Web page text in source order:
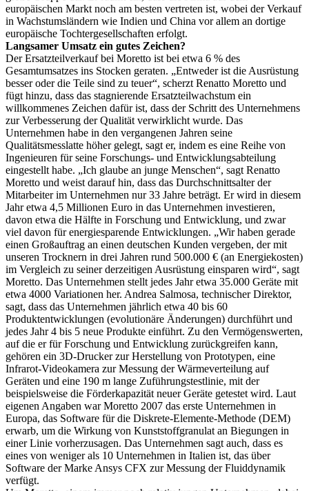
europäischen Markt noch am besten vertreten ist, wobei der Verkauf
in Wachstumsländern wie Indien und China vor allem an dortige
europäische Tochtergesellschaften erfolgt.
Langsamer Umsatz ein gutes Zeichen?
Der Ersatzteilverkauf bei Moretto ist bei etwa 6 % des
Gesamtumsatzes ins Stocken geraten. „Entweder ist die Ausrüstung
besser oder die Teile sind zu teuer“, scherzt Renatto Moretto und
fügt hinzu, dass das stagnierende Ersatzteilwachstum ein
willkommenes Zeichen dafür ist, dass der Schritt des Unternehmens
zur Verbesserung der Qualität verwirklicht wurde. Das
Unternehmen habe in den vergangenen Jahren seine
Qualitätsmesslatte höher gelegt, sagt er, indem es eine Reihe von
Ingenieuren für seine Forschungs- und Entwicklungsabteilung
eingestellt habe. „Ich glaube an junge Menschen“, sagt Renatto
Moretto und weist darauf hin, dass das Durchschnittsalter der
Mitarbeiter im Unternehmen nur 33 Jahre beträgt. Er wird in diesem
Jahr etwa 4,5 Millionen Euro in das Unternehmen investieren,
davon etwa die Hälfte in Forschung und Entwicklung, und zwar
viel davon für energiesparende Entwicklungen. „Wir haben gerade
einen Großauftrag an einen deutschen Kunden vergeben, der mit
unseren Trocknern in drei Jahren rund 500.000 € (an Energiekosten)
im Vergleich zu seiner derzeitigen Ausrüstung einsparen wird“, sagt
Moretto. Das Unternehmen stellt jedes Jahr etwa 35.000 Geräte mit
etwa 4000 Variationen her. Andrea Salmosa, technischer Direktor,
sagt, dass das Unternehmen jährlich etwa 40 bis 60
Produktentwicklungen (evolutionäre Änderungen) durchführt und
jedes Jahr 4 bis 5 neue Produkte einführt. Zu den Vermögenswerten,
auf die er für Forschung und Entwicklung zurückgreifen kann,
gehören ein 3D-Drucker zur Herstellung von Prototypen, eine
Infrarot-Videokamera zur Messung der Wärmeverteilung auf
Geräten und eine 190 m lange Zuführungstestlinie, mit der
beispielsweise die Förderkapazität neuer Geräte getestet wird. Laut
eigenen Angaben war Moretto 2007 das erste Unternehmen in
Europa, das Software für die Diskrete-Elemente-Methode (DEM)
erwarb, um die Wirkung von Kunststoffgranulat an Biegungen in
einer Linie vorherzusagen. Das Unternehmen sagt auch, dass es
eines von weniger als 10 Unternehmen in Italien ist, das über
Software der Marke Ansys CFX zur Messung der Fluiddynamik
verfügt.